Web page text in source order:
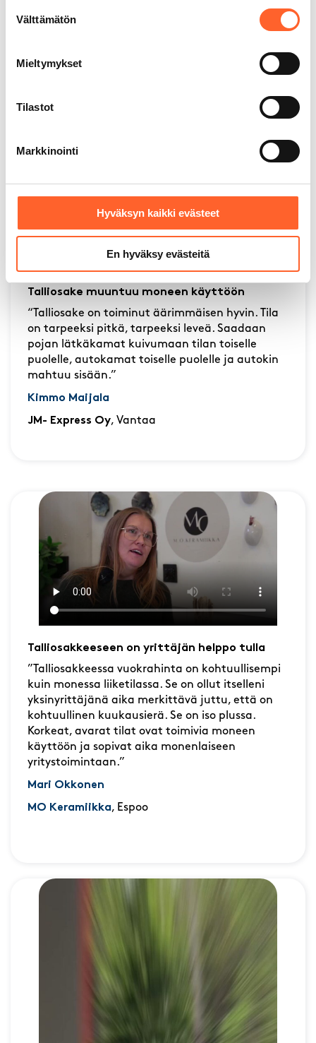
valinta
Välttämätön
Mieltymykset
Tilastot
Markkinointi
Hyväksyn kaikki evästeet
En hyväksy evästeitä
Asiakkaidemme kokemuksia
Talliosake muuntuu moneen käyttöön
“Talliosake on toiminut äärimmäisen hyvin. Tila
on tarpeeksi pitkä, tarpeeksi leveä. Saadaan
pojan lätkäkamat kuivumaan tilan toiselle
puolelle, autokamat toiselle puolelle ja autokin
mahtuu sisään.”
Kimmo Maijala
JM- Express Oy, Vantaa
Talliosakkeeseen on yrittäjän helppo tulla
”Talliosakkeessa vuokrahinta on kohtuullisempi
kuin monessa liiketilassa. Se on ollut itselleni
yksinyrittäjänä aika merkittävä juttu, että on
kohtuullinen kuukausierä. Se on iso plussa.
Korkeat, avarat tilat ovat toimivia moneen
käyttöön ja sopivat aika monenlaiseen
yritystoimintaan.”
Mari Okkonen
MO Keramiikka, Espoo